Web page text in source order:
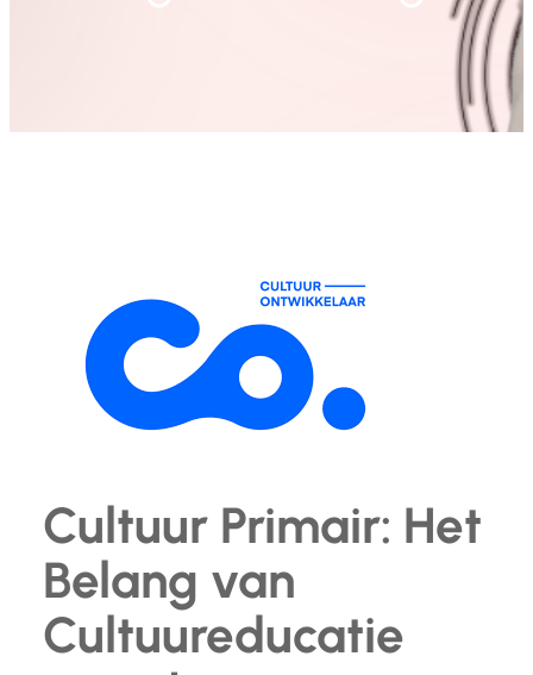
Cultuur Primair: Het
Belang van
Cultuureducatie